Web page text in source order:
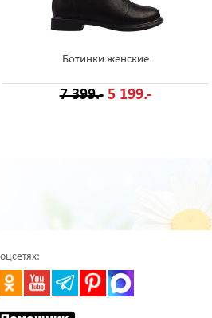
Ботинки женские
7 399.- 5 199.-